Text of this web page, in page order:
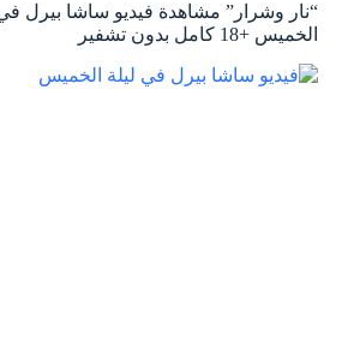
“نار وشرار” مشاهدة فيديو ساشا بيرل في
الخميس +18 كامل بدون تشفير